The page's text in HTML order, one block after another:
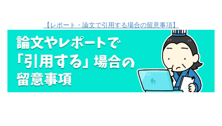
【レポート・論文で引用する場合の留意事項】